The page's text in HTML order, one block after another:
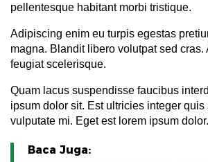
pellentesque habitant morbi tristique.
Adipiscing enim eu turpis egestas
magna. Blandit libero volutpat sed cras.
feugiat scelerisque.
Quam lacus suspendisse faucibus
ipsum dolor sit. Est ultricies integer quis
vulputate mi. Eget est lorem ipsum dolor.
Baca Juga: